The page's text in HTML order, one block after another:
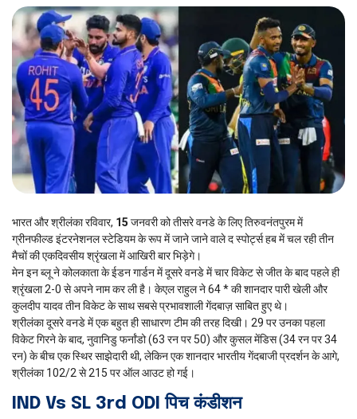
भारत और श्रीलंका रविवार, 15जनवरी को तीसरे वनडे के लिए तिरुवनंतपुरम में
ग्रीनफील्ड इंटरनेशनल स्टेडियम के रूप में जाने जाने वाले द स्पोर्ट्स हब में चल रही तीन
मैचों की एकदिवसीय श्रृंखला में आखिरी बार भिड़ेगे।
मेन इन ब्लू ने कोलकाता के ईडन गार्डन में दूसरे वनडे में चार विकेट से जीत के बाद पहले ही
श्रृंखला 2-0 से अपने नाम कर ली है। केएल राहुल ने 64 * की शानदार पारी खेली और
कुलदीप यादव तीन विकेट के साथ सबसे प्रभावशाली गेंदबाज़ साबित हुए थे।
श्रीलंका दूसरे वनडे में एक बहुत ही साधारण टीम की तरह दिखी। 29 पर उनका पहला
विकेट गिरने के बाद, नुवानिडु फर्नांडो (63 रन पर 50) और कुसल मेंडिस (34 रन पर 34
रन) के बीच एक स्थिर साझेदारी थी, लेकिन एक शानदार भारतीय गेंदबाजी प्रदर्शन के आगे,
श्रीलंका 102/2 से 215 पर ऑल आउट हो गई।
IND Vs SL 3rd ODI पिच कंडीशन